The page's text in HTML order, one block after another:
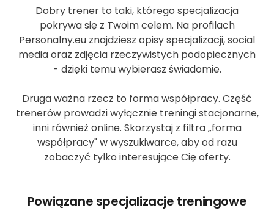
Dobry trener to taki, którego specjalizacja
pokrywa się z Twoim celem. Na profilach
Personalny.eu znajdziesz opisy specjalizacji, social
media oraz zdjęcia rzeczywistych podopiecznych
- dzięki temu wybierasz świadomie.
Druga ważna rzecz to forma współpracy. Część
trenerów prowadzi wyłącznie treningi stacjonarne,
inni również online. Skorzystaj z filtra „forma
współpracy" w wyszukiwarce, aby od razu
zobaczyć tylko interesujące Cię oferty.
Powiązane specjalizacje treningowe